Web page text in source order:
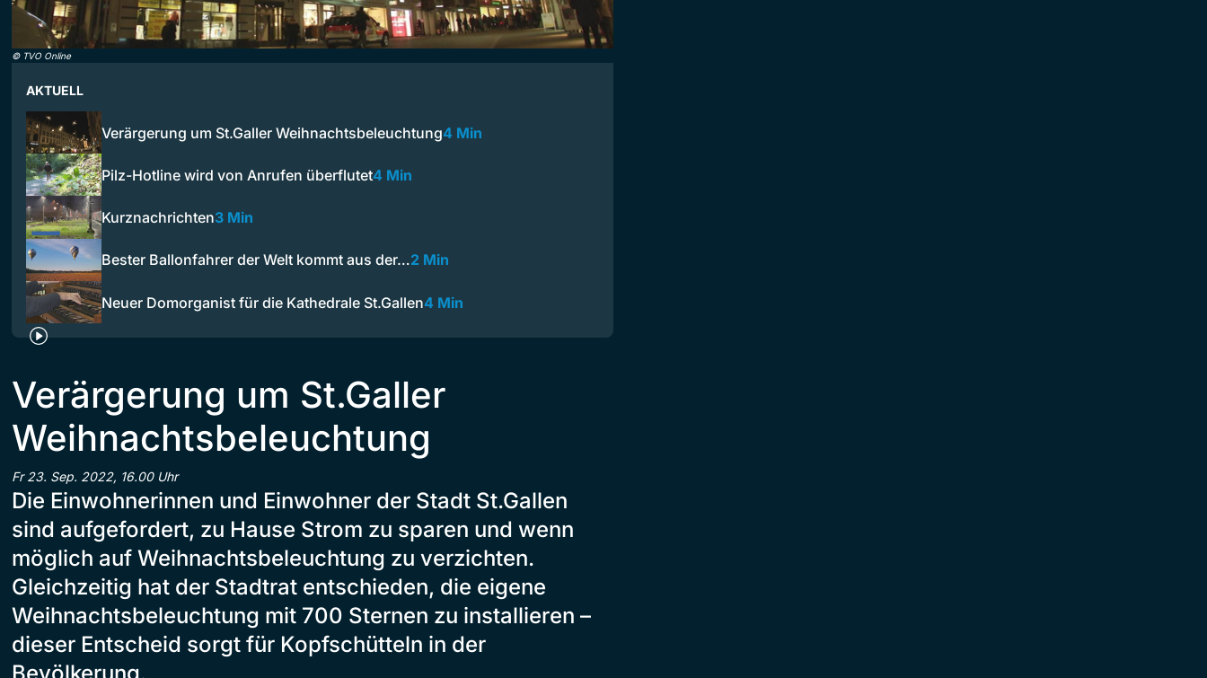
© TVO Online
AKTUELL
Verärgerung um St.Galler Weihnachtsbeleuchtung4 Min
Pilz-Hotline wird von Anrufen überflutet4 Min
Kurznachrichten3 Min
Bester Ballonfahrer der Welt kommt aus der…2 Min
Neuer Domorganist für die Kathedrale St.Gallen4 Min
Verärgerung um St.Galler
Weihnachtsbeleuchtung
Fr 23. Sep. 2022, 16.00 Uhr
Die Einwohnerinnen und Einwohner der Stadt St.Gallen
sind aufgefordert, zu Hause Strom zu sparen und wenn
möglich auf Weihnachtsbeleuchtung zu verzichten.
Gleichzeitig hat der Stadtrat entschieden, die eigene
Weihnachtsbeleuchtung mit 700 Sternen zu installieren –
dieser Entscheid sorgt für Kopfschütteln in der